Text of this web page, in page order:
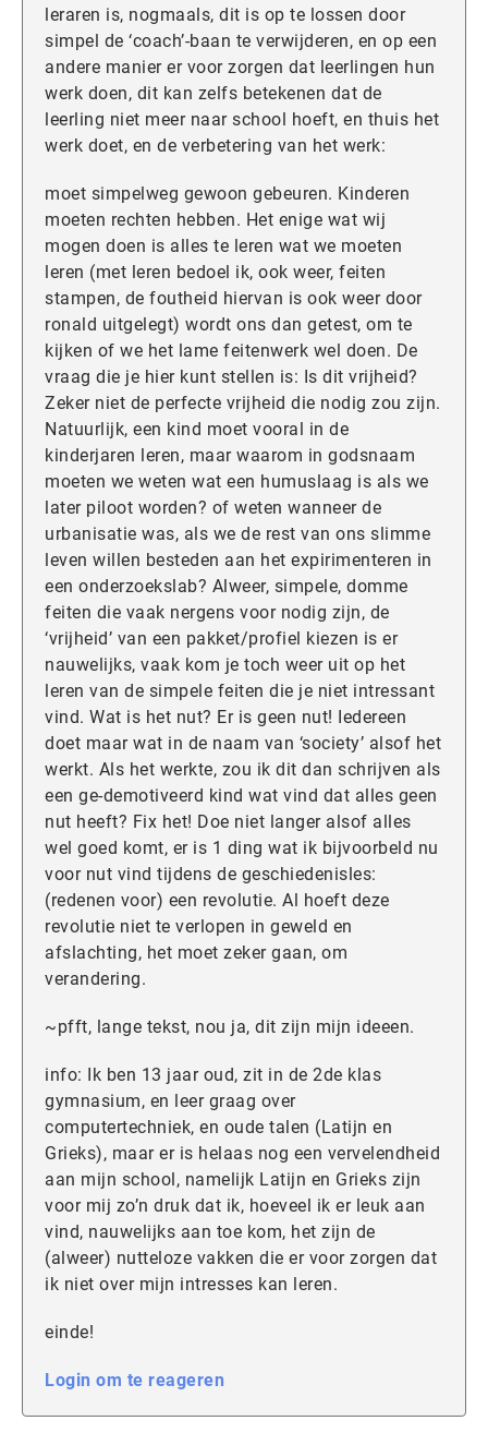
leraren is, nogmaals, dit is op te lossen door
simpel de ‘coach’-baan te verwijderen, en op een
andere manier er voor zorgen dat leerlingen hun
werk doen, dit kan zelfs betekenen dat de
leerling niet meer naar school hoeft, en thuis het
werk doet, en de verbetering van het werk:
moet simpelweg gewoon gebeuren. Kinderen
moeten rechten hebben. Het enige wat wij
mogen doen is alles te leren wat we moeten
leren (met leren bedoel ik, ook weer, feiten
stampen, de foutheid hiervan is ook weer door
ronald uitgelegt) wordt ons dan getest, om te
kijken of we het lame feitenwerk wel doen. De
vraag die je hier kunt stellen is: Is dit vrijheid?
Zeker niet de perfecte vrijheid die nodig zou zijn.
Natuurlijk, een kind moet vooral in de
kinderjaren leren, maar waarom in godsnaam
moeten we weten wat een humuslaag is als we
later piloot worden? of weten wanneer de
urbanisatie was, als we de rest van ons slimme
leven willen besteden aan het expirimenteren in
een onderzoekslab? Alweer, simpele, domme
feiten die vaak nergens voor nodig zijn, de
‘vrijheid’ van een pakket/profiel kiezen is er
nauwelijks, vaak kom je toch weer uit op het
leren van de simpele feiten die je niet intressant
vind. Wat is het nut? Er is geen nut! Iedereen
doet maar wat in de naam van ‘society’ alsof het
werkt. Als het werkte, zou ik dit dan schrijven als
een ge-demotiveerd kind wat vind dat alles geen
nut heeft? Fix het! Doe niet langer alsof alles
wel goed komt, er is 1 ding wat ik bijvoorbeld nu
voor nut vind tijdens de geschiedenisles:
(redenen voor) een revolutie. Al hoeft deze
revolutie niet te verlopen in geweld en
afslachting, het moet zeker gaan, om
verandering.
~pfft, lange tekst, nou ja, dit zijn mijn ideeen.
info: Ik ben 13 jaar oud, zit in de 2de klas
gymnasium, en leer graag over
computertechniek, en oude talen (Latijn en
Grieks), maar er is helaas nog een vervelendheid
aan mijn school, namelijk Latijn en Grieks zijn
voor mij zo’n druk dat ik, hoeveel ik er leuk aan
vind, nauwelijks aan toe kom, het zijn de
(alweer) nutteloze vakken die er voor zorgen dat
ik niet over mijn intresses kan leren.
einde!
Login om te reageren